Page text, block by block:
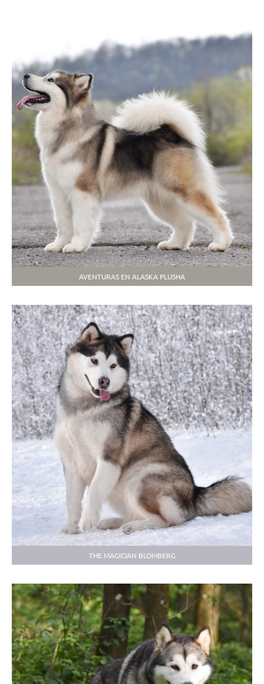
AVENTURAS EN ALASKA PLUSHA
THE MAGICIAN BLOMBERG